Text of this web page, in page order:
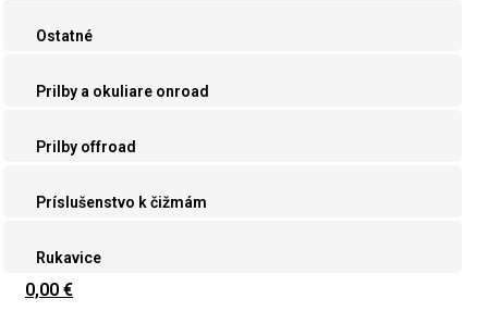
Ostatné
Prilby a okuliare onroad
Prilby offroad
Príslušenstvo k čižmám
Rukavice
0,00 €